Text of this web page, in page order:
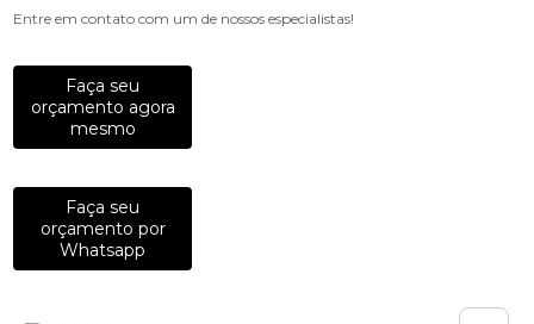
Entre em contato com um de nossos especialistas!
Faça seu
orçamento agora
mesmo
Faça seu
orçamento por
Whatsapp